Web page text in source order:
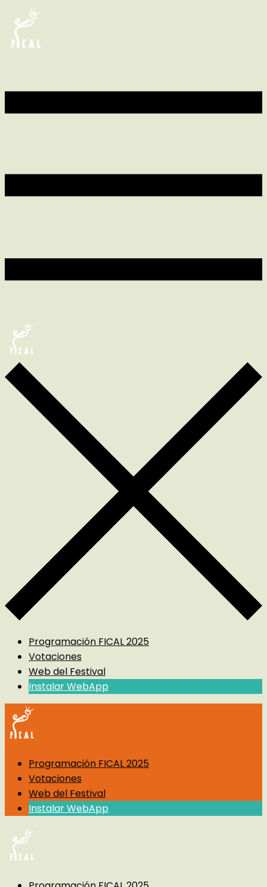
Programación FICAL 2025
Votaciones
Web del Festival
Instalar WebApp
Programación FICAL 2025
Votaciones
Web del Festival
Instalar WebApp